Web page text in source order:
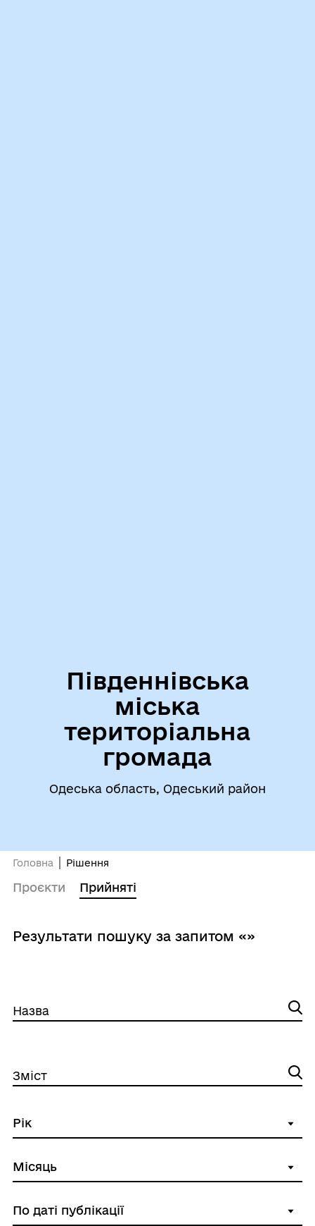
Південнівська
міська
територіальна
громада
Одеська область, Одеський район
Головна Рішення
Проєкти Прийняті
Результати пошуку за запитом «»
Назва
Зміст